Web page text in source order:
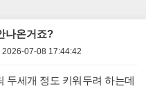
나온거죠?
2026-07-08 17:44:42
두세개 정도 키워두려 하는데